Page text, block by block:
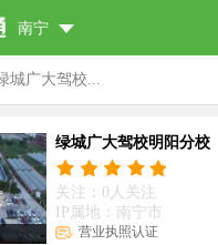
南宁
城广大驾校...
绿城广大驾校明阳分校
关注：0人关注
IP属地：南宁市
营业执照认证